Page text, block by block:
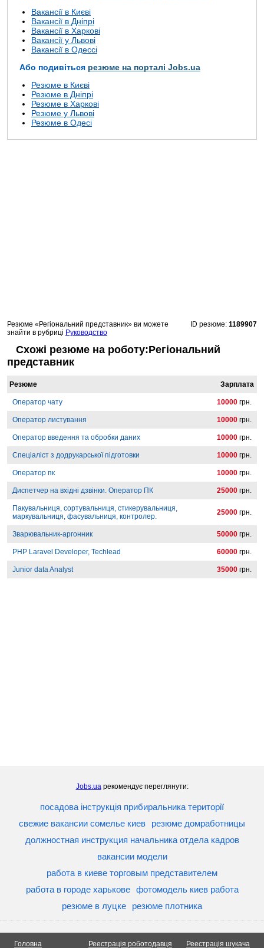
Вакансії в Києві
Вакансії в Дніпрі
Вакансії в Харкові
Вакансії у Львові
Вакансії в Одессі
Або подивіться резюме на порталі Jobs.ua
Резюме в Києві
Резюме в Дніпрі
Резюме в Харкові
Резюме у Львові
Резюме в Одесі
Резюме «Регіональний представник» ви можете
знайти в рубриці Руководство
ID резюме: 1189907
Схожі резюме на роботу:Регіональний
представник
Резюме Зарплата
Оператор чату 10000 грн.
Оператор листування 10000 грн.
Оператор введення та обробки даних 10000 грн.
Спеціаліст з додрукарської підготовки 10000 грн.
Оператор пк 10000 грн.
Диспетчер на вхідні дзвінки. Оператор ПК 25000 грн.
Пакувальниця, сортувальниця, стикерувальниця,
маркувальниця, фасувальниця, контролер.
25000 грн.
Зварювальник-аргонник 50000 грн.
PHP Laravel Developer, Techlead 60000 грн.
Junior data Analyst 35000 грн.
Jobs.uaрекомендує переглянути:
посадова інструкція прибиральника території
свежие вакансии сомелье киев
резюме домработницы
должностная инструкция начальника отдела кадров
вакансии модели
работа в киеве торговым представителем
работа в городе харькове
фотомодель киев работа
резюме в луцке
резюме плотника
Головна Реестрація роботодавця Реестрація шукача